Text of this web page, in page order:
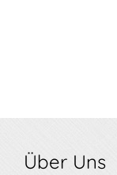
Über Uns